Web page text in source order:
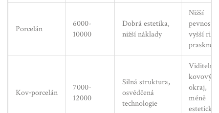
Porcelán
6000-
10000
Dobrá estetika,
nižší náklady
Nižší
pevnost,
vyšší
prasknutí
Kov‑porcelán
7000-
12000
Silná struktura,
osvědčená
technologie
Viditelný
kovový
okraj,
méně
esteticky